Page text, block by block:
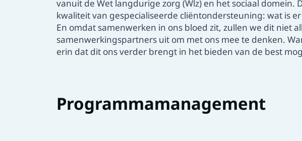
vanuit de Wet langdurige zorg (Wlz) en het sociaal domein.
kwaliteit van gespecialiseerde cliëntondersteuning: wat is
En omdat samenwerken in ons bloed zit, zullen we dit niet
samenwerkingspartners uit om met ons mee te denken.
erin dat dit ons verder brengt in het bieden van de best
Programmamanagement